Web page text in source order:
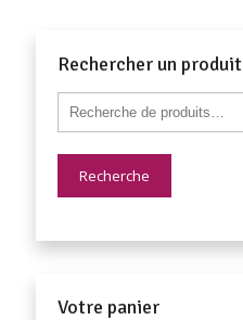
Rechercher un produit
Recherche
Votre panier